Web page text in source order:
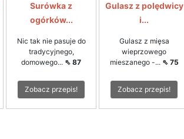
Surówka z
ogórków...
Nic tak nie pasuje do
tradycyjnego,
domowego... ⇖ 87
Zobacz przepis!
Gulasz z polędwicy
i...
Gulasz z mięsa
wieprzowego
mieszanego -... ⇖ 75
Zobacz przepis!